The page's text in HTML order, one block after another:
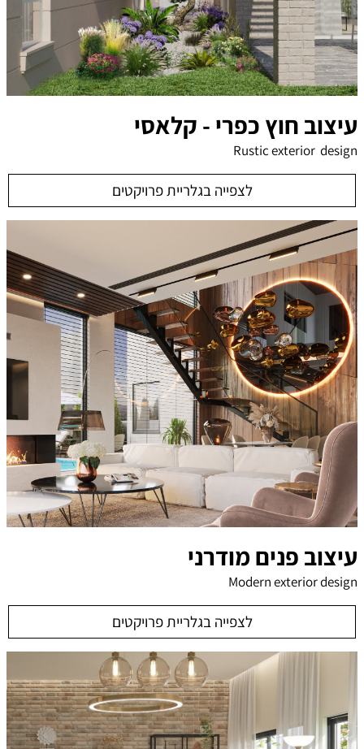
עיצוב חוץ כפרי - קלאסי
Rustic exterior design
לצפייה בגלריית פרויקטים
עיצוב פנים מודרני
Modern exterior design
לצפייה בגלריית פרויקטים